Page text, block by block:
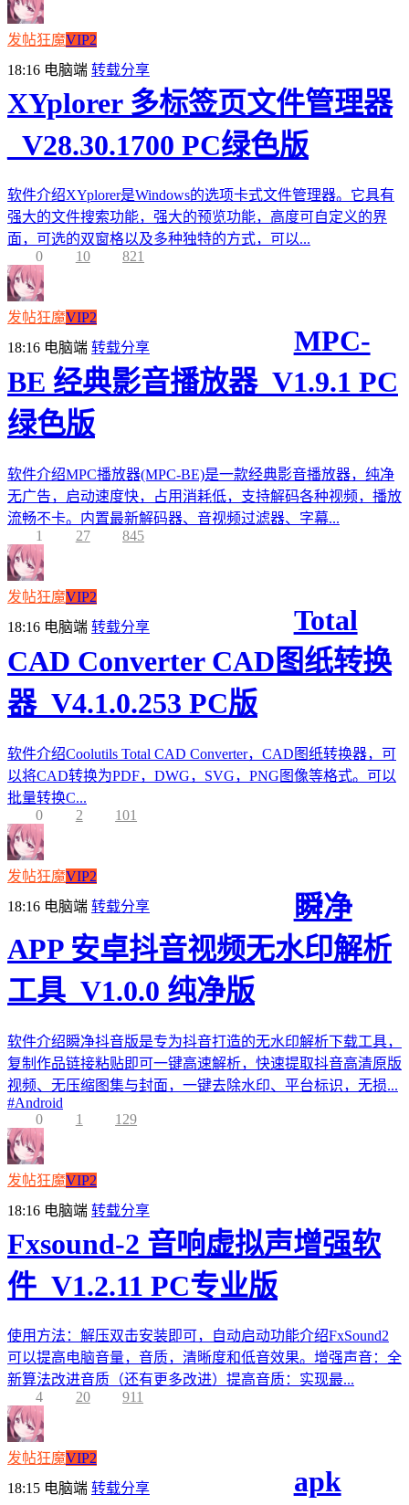
发帖狂魔VIP2
18:16 电脑端 转载分享
XYplorer 多标签页文件管理器
_V28.30.1700 PC绿色版
软件介绍XYplorer是Windows的选项卡式文件管理器。它具有
强大的文件搜索功能，强大的预览功能，高度可自定义的界
面，可选的双窗格以及多种独特的方式，可以...
0
10 821
发帖狂魔VIP2
18:16 电脑端 转载分享
MPC-
BE 经典影音播放器_V1.9.1 PC
绿色版
软件介绍MPC播放器(MPC-BE)是一款经典影音播放器，纯净
无广告，启动速度快，占用消耗低，支持解码各种视频，播放
流畅不卡。内置最新解码器、音视频过滤器、字幕...
1
27 845
发帖狂魔VIP2
18:16 电脑端 转载分享
Total
CAD Converter CAD图纸转换
器_V4.1.0.253 PC版
软件介绍Coolutils Total CAD Converter，CAD图纸转换器，可
以将CAD转换为PDF，DWG，SVG，PNG图像等格式。可以
批量转换C...
0
2 101
发帖狂魔VIP2
18:16 电脑端 转载分享
瞬净
APP 安卓抖音视频无水印解析
工具_V1.0.0 纯净版
软件介绍瞬净抖音版是专为抖音打造的无水印解析下载工具，
复制作品链接粘贴即可一键高速解析，快速提取抖音高清原版
视频、无压缩图集与封面，一键去除水印、平台标识，无损...
#Android
0
1 129
发帖狂魔VIP2
18:16 电脑端 转载分享
Fxsound-2 音响虚拟声增强软
件_V1.2.11 PC专业版
使用方法：解压双击安装即可，自动启动功能介绍FxSound2
可以提高电脑音量，音质，清晰度和低音效果。增强声音：全
新算法改进音质（还有更多改进）提高音质：实现最...
4
20 911
发帖狂魔VIP2
18:15 电脑端 转载分享
apk